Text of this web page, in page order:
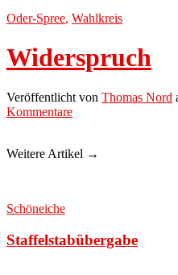
Oder-Spree, Wahlkreis
Widerspruch
Veröffentlicht von Thomas Nord
Kommentare
Weitere Artikel →
Schöneiche
Staffelstabübergabe